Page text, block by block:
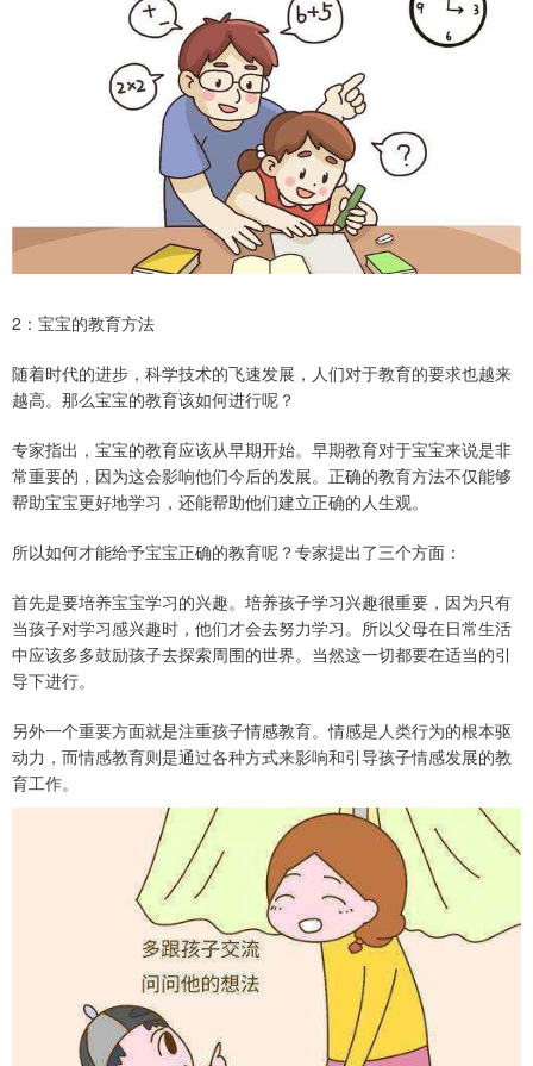
2：宝宝的教育方法
随着时代的进步，科学技术的飞速发展，人们对于教育的要求也越来
越高。那么宝宝的教育该如何进行呢？
专家指出，宝宝的教育应该从早期开始。早期教育对于宝宝来说是非
常重要的，因为这会影响他们今后的发展。正确的教育方法不仅能够
帮助宝宝更好地学习，还能帮助他们建立正确的人生观。
所以如何才能给予宝宝正确的教育呢？专家提出了三个方面：
首先是要培养宝宝学习的兴趣。培养孩子学习兴趣很重要，因为只有
当孩子对学习感兴趣时，他们才会去努力学习。所以父母在日常生活
中应该多多鼓励孩子去探索周围的世界。当然这一切都要在适当的引
导下进行。
另外一个重要方面就是注重孩子情感教育。情感是人类行为的根本驱
动力，而情感教育则是通过各种方式来影响和引导孩子情感发展的教
育工作。